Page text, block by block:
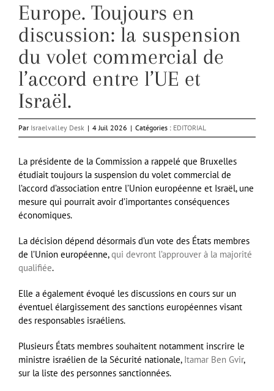
Europe. Toujours en
discussion: la suspension
du volet commercial de
l’accord entre l’UE et
Israël.
Par Israelvalley Desk | 4 Juil 2026 | Catégories : EDITORIAL
La présidente de la Commission a rappelé que Bruxelles
étudiait toujours la suspension du volet commercial de
l’accord d’association entre l’Union européenne et Israël, une
mesure qui pourrait avoir d’importantes conséquences
économiques.
La décision dépend désormais d’un vote des États membres
de l’Union européenne,qui devront l’approuver à la majorité
qualifiée.
Elle a également évoqué les discussions en cours sur un
éventuel élargissement des sanctions européennes visant
des responsables israéliens.
Plusieurs États membres souhaitent notamment inscrire le
ministre israélien de la Sécurité nationale,Itamar Ben Gvir,
sur la liste des personnes sanctionnées.